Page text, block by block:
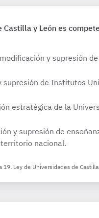
y León es
y supresión
supresión de Institutos
estratégica de la
y supresión de
nacional.
Ley de Universidades de